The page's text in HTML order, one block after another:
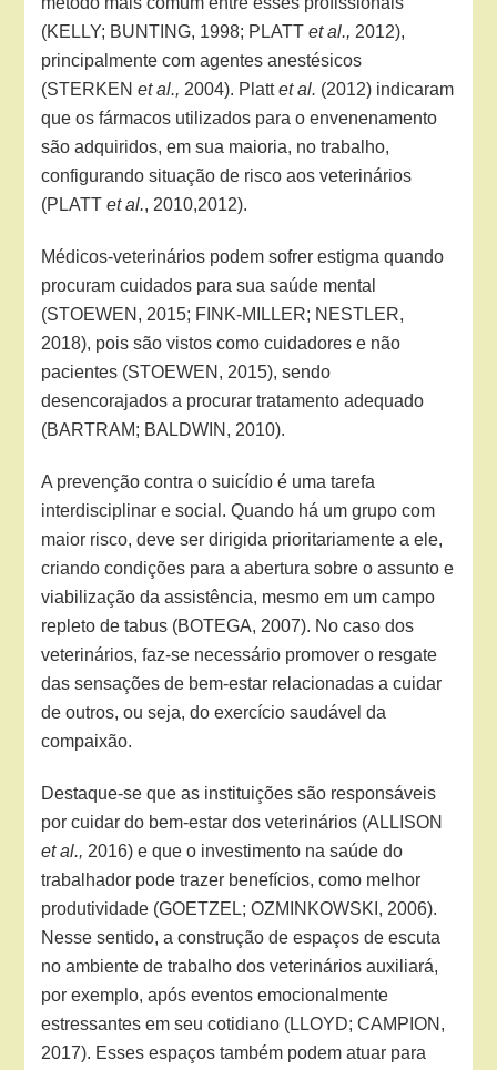
(KELLY; BUNTING, 1998; PLATTet al., 2012),
principalmente com agentes anestésicos
(STERKENet al., 2004). Plattet al. (2012) indicaram
que os fármacos utilizados para o envenenamento
são adquiridos, em sua maioria, no trabalho,
configurando situação de risco aos veterinários
(PLATTet al., 2010,2012).
Médicos-veterinários podem sofrer estigma quando
procuram cuidados para sua saúde mental
(STOEWEN, 2015; FINK-MILLER; NESTLER,
2018), pois são vistos como cuidadores e não
pacientes (STOEWEN, 2015), sendo
desencorajados a procurar tratamento adequado
(BARTRAM; BALDWIN, 2010).
A prevenção contra o suicídio é uma tarefa
interdisciplinar e social. Quando há um grupo com
maior risco, deve ser dirigida prioritariamente a ele,
criando condições para a abertura sobre o assunto e
viabilização da assistência, mesmo em um campo
repleto de tabus (BOTEGA, 2007). No caso dos
veterinários, faz-se necessário promover o resgate
das sensações de bem-estar relacionadas a cuidar
de outros, ou seja, do exercício saudável da
compaixão.
Destaque-se que as instituições são responsáveis
por cuidar do bem-estar dos veterinários (ALLISON
et al., 2016) e que o investimento na saúde do
trabalhador pode trazer benefícios, como melhor
produtividade (GOETZEL; OZMINKOWSKI, 2006).
Nesse sentido, a construção de espaços de escuta
no ambiente de trabalho dos veterinários auxiliará,
por exemplo, após eventos emocionalmente
estressantes em seu cotidiano (LLOYD; CAMPION,
2017). Esses espaços também podem atuar para